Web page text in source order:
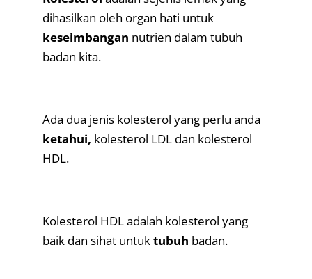
dihasilkan oleh organ hati untuk
keseimbangan nutrien dalam tubuh
badan kita.
Ada dua jenis kolesterol yang perlu anda
ketahui, kolesterol LDL dan kolesterol
HDL.
Kolesterol HDL adalah kolesterol yang
baik dan sihat untuktubuh badan.